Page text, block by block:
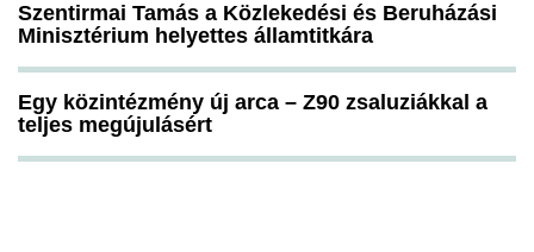
Szentirmai Tamás a Közlekedési és Beruházási
Minisztérium helyettes államtitkára
Egy közintézmény új arca – Z90 zsaluziákkal a
teljes megújulásért